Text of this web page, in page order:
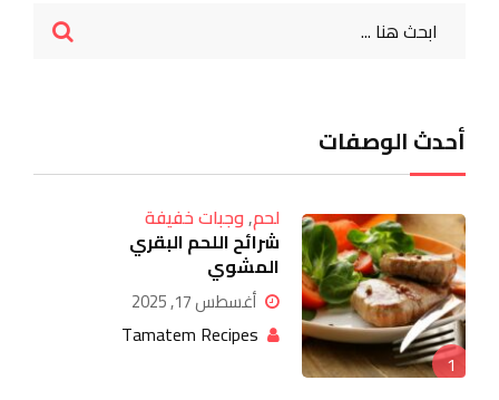
أحدث الوصفات
لحم,وجبات خفيفة
شرائح اللحم البقري
المشوي
أغسطس 17, 2025
Tamatem Recipes